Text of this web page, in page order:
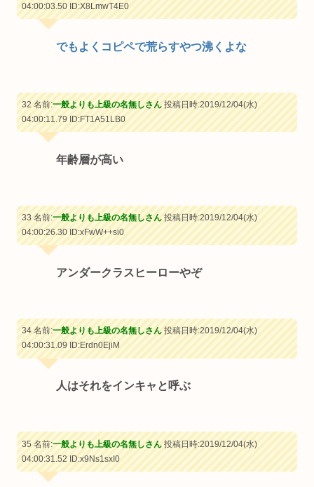
04:00:03.50ID:X8LmwT4E0
でもよくコピペで荒らすやつ沸くよな
32 名前:一般よりも上級の名無しさん投稿日時:2019/12/04(水)
04:00:11.79ID:FT1A51LB0
年齢層が高い
33 名前:一般よりも上級の名無しさん投稿日時:2019/12/04(水)
04:00:26.30ID:xFwW++si0
アンダークラスヒーローやぞ
34 名前:一般よりも上級の名無しさん投稿日時:2019/12/04(水)
04:00:31.09ID:Erdn0EjiM
人はそれをインキャと呼ぶ
35 名前:一般よりも上級の名無しさん投稿日時:2019/12/04(水)
04:00:31.52ID:x9Ns1sxI0